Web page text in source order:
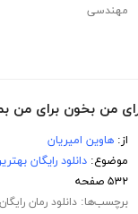
مهندسی
من بخون برای من
از:هاوین امیریان
موضوع:دانلود رایگان
۵۳۲ صفحه
برچسب‌ها:دانلود رمان رایگان